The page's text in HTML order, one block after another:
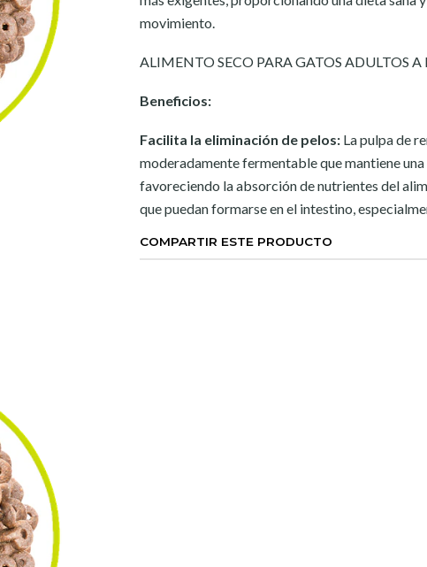
movimiento.
ALIMENTO SECO PARA GATOS ADULTOS
Beneficios:
Facilita la eliminación de pelos: La pulpa de
moderadamente fermentable que mantiene
favoreciendo la absorción de nutrientes del
que puedan formarse en el intestino,
COMPARTIR ESTE PRODUCTO